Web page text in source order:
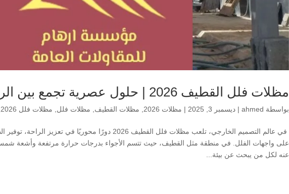
مظلات فلل القطيف 2026 | حلول عصرية تجمع بين الراحة والجمال
بواسطة ahmed
| ديسمبر 3, 2025 | مظلات 2026 , مظلات القطيف, مظلات فلل, مظلات فلل 2026
في عالم التصميم الخارجي، تلعب مظلات فلل القطيف 2026 دورًا
على واجهات الفلل. في منطقة مثل القطيف، حيث تتسم الأجواء بدرجات حرارة مرتفعة وأشعة
عنه لكل من يبحث عن بيئة...